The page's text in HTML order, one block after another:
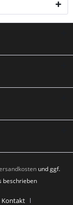
und ggf.
beschrieben
Kontakt